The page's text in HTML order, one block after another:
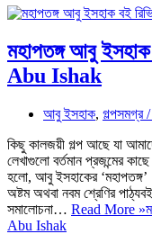
মহাপতঙ্গ আবু
Abu Ishak
আবু ইসহাক, গল্পসমগ্র
কিছু কালজয়ী গল্প আছে যা
লেখাগুলো বর্তমান প্রজন্মের
হলো, আবু ইসহাকের
অষ্টম অথবা নবম শ্রেণির
সমালোচনা… Read More »
Abu Ishak